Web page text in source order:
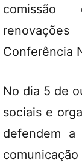
comissão
Conferência
No dia 5 de
sociais e
defendem a